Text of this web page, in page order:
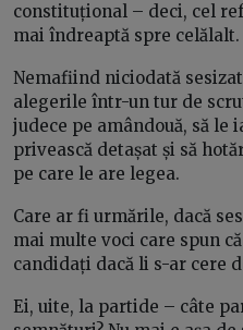
constituțional – deci, cel
mai îndreaptă spre celălalt.
Nemafiind niciodată
alegerile într-un tur de
judece pe amândouă, să le
privească detașat și să
pe care le are legea.
Care ar fi urmările, dacă
mai multe voci care spun
candidați dacă li s-ar cere
Ei, uite, la partide – câte